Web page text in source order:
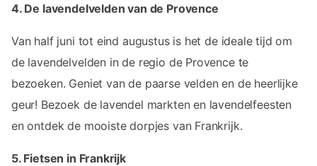
4. De lavendelvelden van de Provence
Van half juni tot eind augustus is het de ideale tijd om
de lavendelvelden in de regio de Provence te
bezoeken. Geniet van de paarse velden en de heerlijke
geur! Bezoek de lavendel markten en lavendelfeesten
en ontdek de mooiste dorpjes van Frankrijk.
5. Fietsen in Frankrijk